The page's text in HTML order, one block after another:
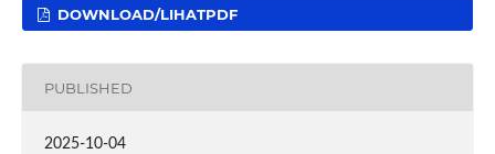
DOWNLOAD/LIHATPDF
PUBLISHED
2025-10-04